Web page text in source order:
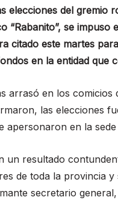
elecciones del gremio
“Rabanito”, se
citado este martes
en la entidad que
arrasó en los
las elecciones
apersonaron en la
un resultado
de toda la provincia
secretario